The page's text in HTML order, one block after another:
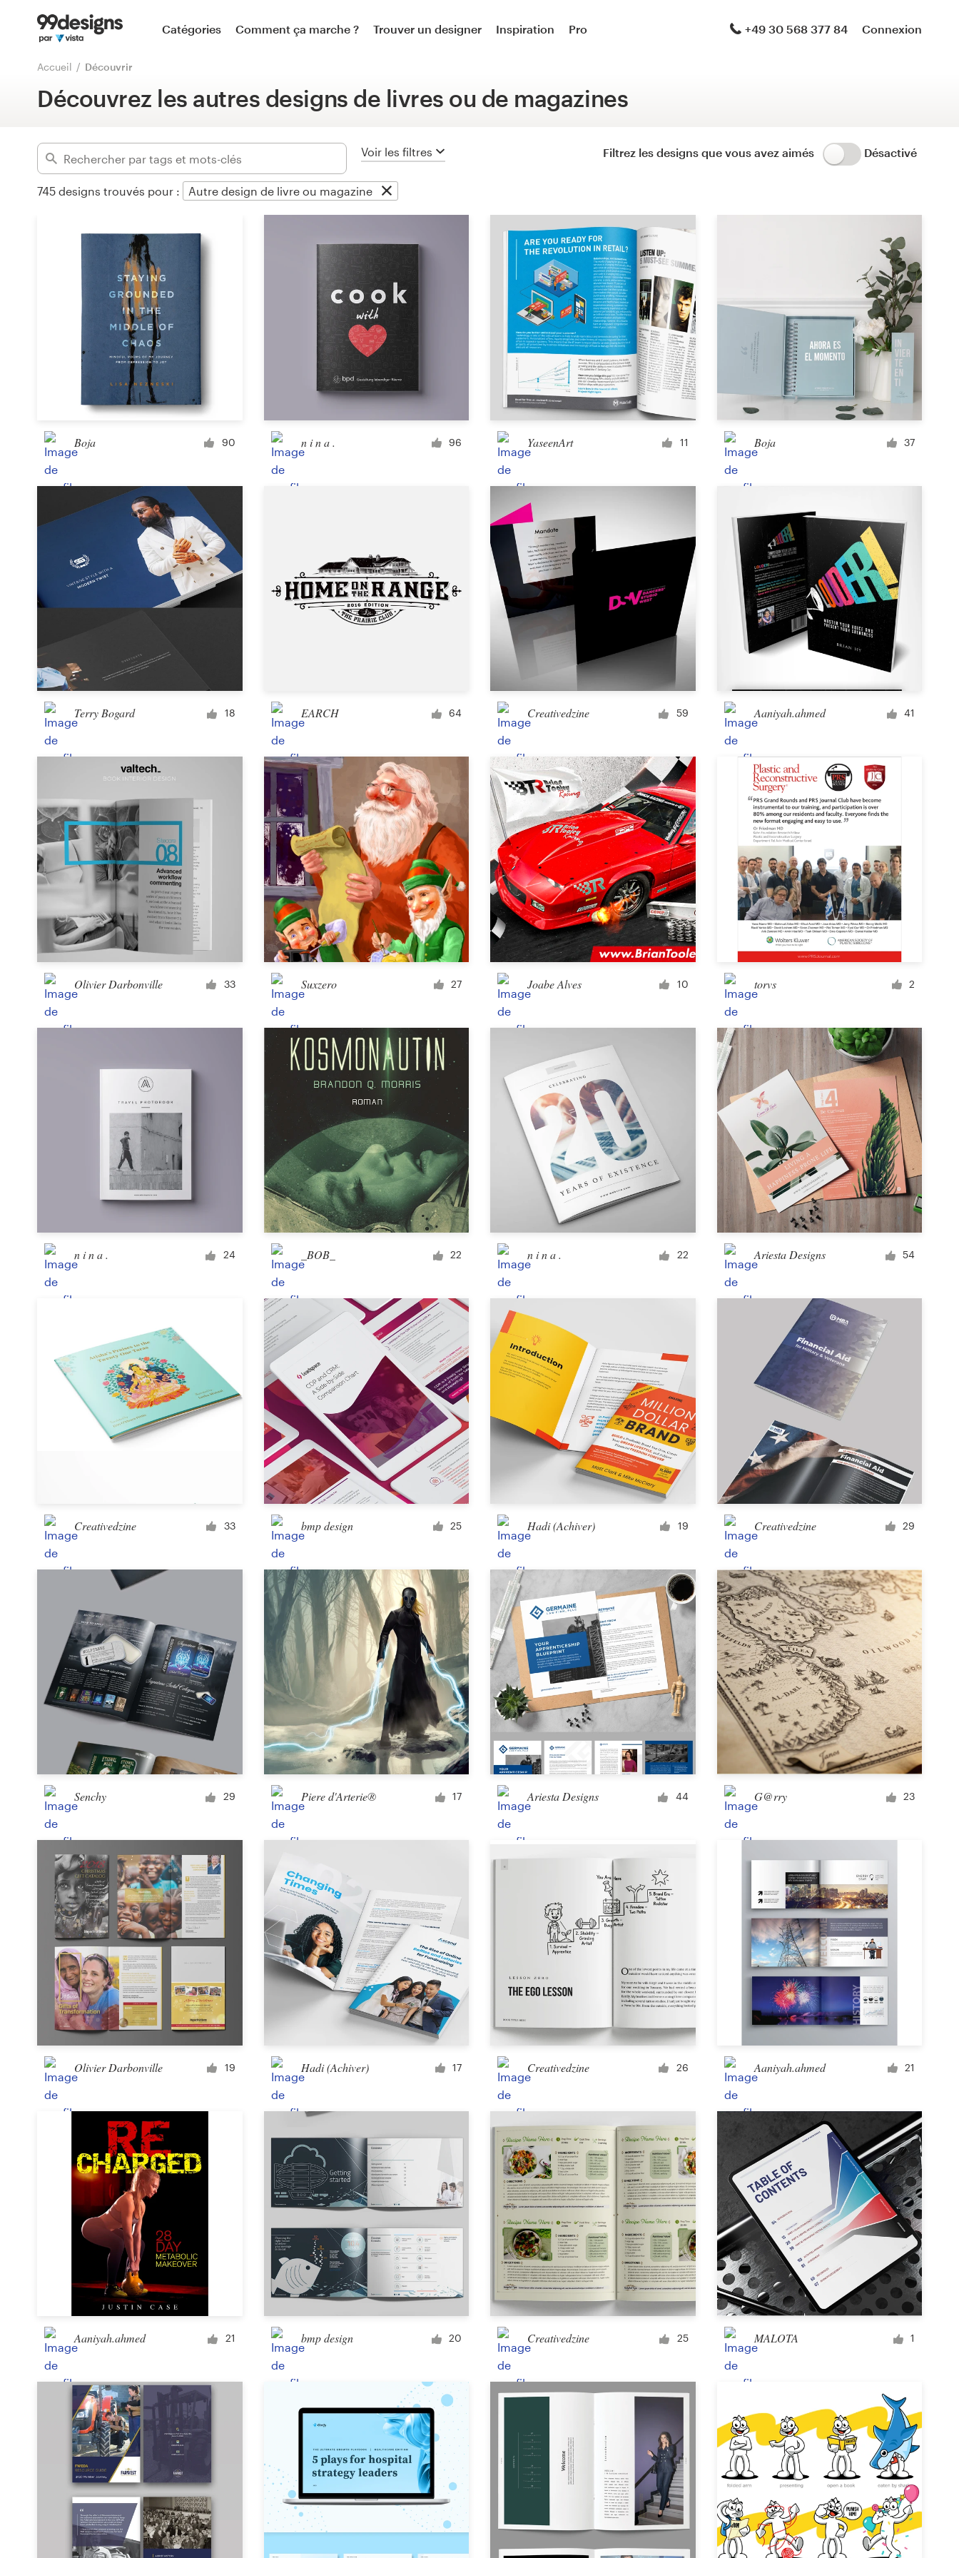
Catégories Comment ça marche ? Trouver un designer Inspiration Pro +49 30 568 377 84 Connexion
Accueil Découvrir
Découvrez les autres designs de livres ou de magazines
Voir les filtres Filtrez les designs que vous avez aimés Désactivé
745 designs trouvés pour : Autre design de livre ou magazine
Avancé
Logo et carte de visite
Logo & guide de marque
Brand launch pack
Web & Application mobile
Web page design design de thème WordPress
Icône ou bouton
Création application mobile Image de couverture Facebook
Bannière web
Autre site web ou application mobile
Activités commerciales et publicitaires
carte postale, flyer ou print Affiche
Brochure
Signalétique
modèle PowerPoint
Menu Autre design commercial ou publicitaire
Pochette d'album Podcast
Vêtements et accessoires
Tee-shirt Vêtement ou accessoire
Article promotionnel Tasse et mug
Autre design de vêtement ou accessoire
Art et illustration
Illustration ou graphisme Carte ou invitation
Personnage ou mascotte
3D Application et site web
Étiquette produit
Autre packaging ou étiquette
Livre et magazine
Couverture de livre Couverture de magazine
Typographie Typographie avec images
Autre design de livre ou magazine
Autre design
Boja 90 n i n a . 96 YaseenArt 11 Boja 37
Terry Bogard 18 EARCH 64 Creativedzine 59 Aaniyah.ahmed 41
Olivier Darbonville 33 Suxzero 27 Joabe Alves 10 torvs 2
n i n a . 24 _BOB_ 22 n i n a . 22 Ariesta Designs 54
Creativedzine 33 bmp design 25 Hadi (Achiver) 19 Creativedzine 29
Senchy 29 Piere d'Arterie® 17 Ariesta Designs 44 G@rry 23
Olivier Darbonville 19 Hadi (Achiver) 17 Creativedzine 26 Aaniyah.ahmed 21
Aaniyah.ahmed 21 bmp design 20 Creativedzine 25 MALOTA 1
Accueil
Parcourir les catégories
Comment ça marche ?
Inspiration
Trouver un designer
Inspiration
99designs Studio
99designs Pro
Obtenez
Carte de visite
Web page design
Parcourir toutes les catégories
Support
Client
+49 30 568 377 84
Centre d'aide
Ressources